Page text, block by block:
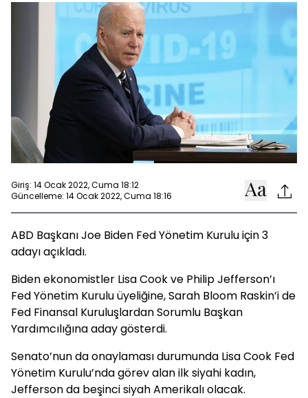
Giriş: 14 Ocak 2022, Cuma 18:12
Güncelleme: 14 Ocak 2022, Cuma 18:16
ABD Başkanı Joe Biden Fed Yönetim Kurulu için 3
adayı açıkladı.
Biden ekonomistler Lisa Cook ve Philip Jefferson’ı
Fed Yönetim Kurulu üyeliğine, Sarah Bloom Raskin’i de
Fed Finansal Kuruluşlardan Sorumlu Başkan
Yardımcılığına aday gösterdi.
Senato’nun da onaylaması durumunda Lisa Cook Fed
Yönetim Kurulu’nda görev alan ilk siyahi kadın,
Jefferson da beşinci siyah Amerikalı olacak.